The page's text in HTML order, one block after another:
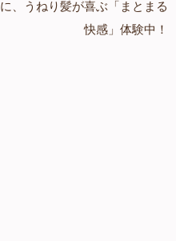
に、うねり髪が喜ぶ「まとまる
快感」体験中！